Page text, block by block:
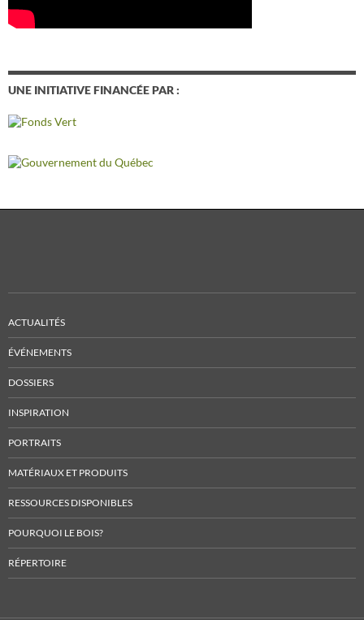
UNE INITIATIVE FINANCÉE PAR :
ACTUALITÉS
ÉVÉNEMENTS
DOSSIERS
INSPIRATION
PORTRAITS
MATÉRIAUX ET PRODUITS
RESSOURCES DISPONIBLES
POURQUOI LE BOIS?
RÉPERTOIRE